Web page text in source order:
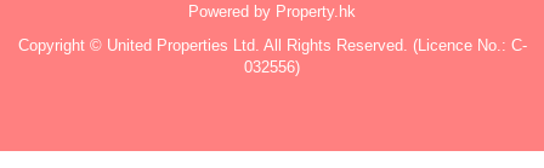
Powered by Property.hk
Copyright © United Properties Ltd. All Rights Reserved. (Licence No.: C-
032556)